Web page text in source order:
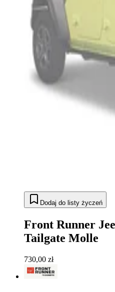
Dodaj do listy życzeń
Front Runner
Tailgate Molle
730,00 zł